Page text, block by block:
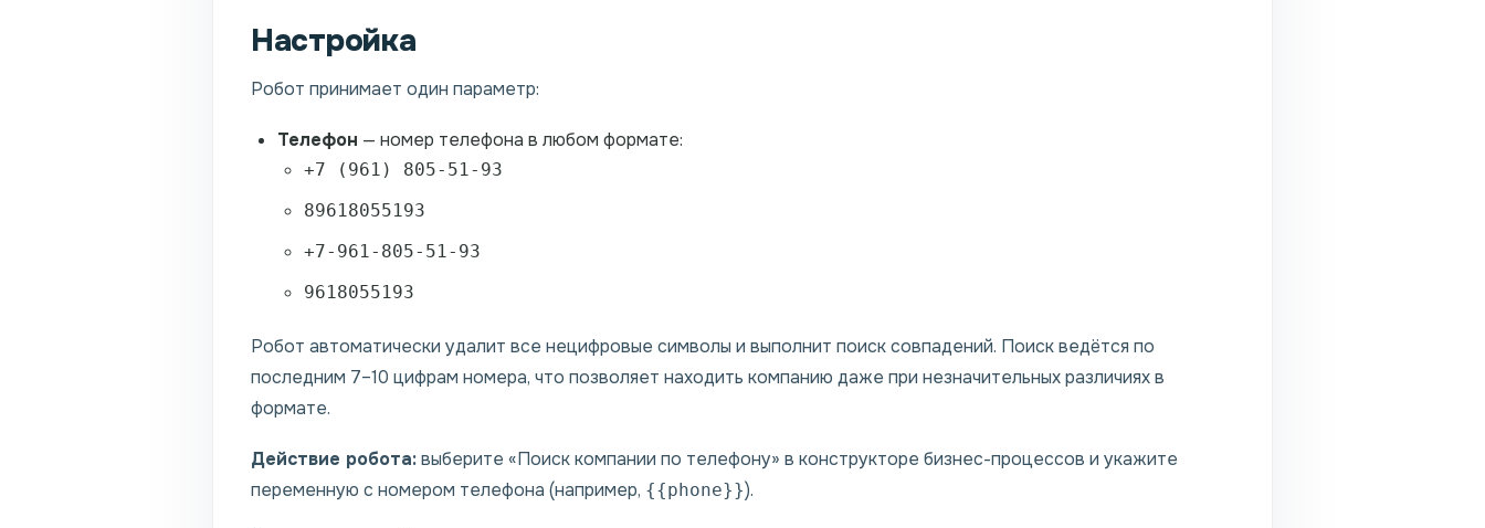
Настройка
Робот принимает один параметр:
Телефон — номер телефона в любом формате:
+7 (961) 805-51-93
89618055193
+7-961-805-51-93
9618055193
Робот автоматически удалит все нецифровые символы и выполнит поиск совпадений. Поиск ведётся по
последним 7–10 цифрам номера, что позволяет находить компанию даже при незначительных различиях в
формате.
Действие робота:выберите «Поиск компании по телефону» в конструкторе бизнес-процессов и укажите
переменную с номером телефона (например, {{phone}}).